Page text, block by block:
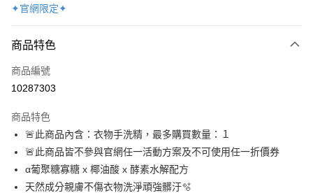
LINE Pay
Apple Pay
ATM付款
運送方式
全家取貨付款
✦官網限定✦
商品特色
商品編號
10287303
商品特色
🚨此商品內含：衣物手洗精，最多購買數量：１
🚨此商品皆不參與官網任一活動方案及不可使用任一折價券
α葡聚糖寡糖 x 椰油酸 x 酵素水解配方
天然成分親膚不傷衣物洗淨頑強髒汙🫧